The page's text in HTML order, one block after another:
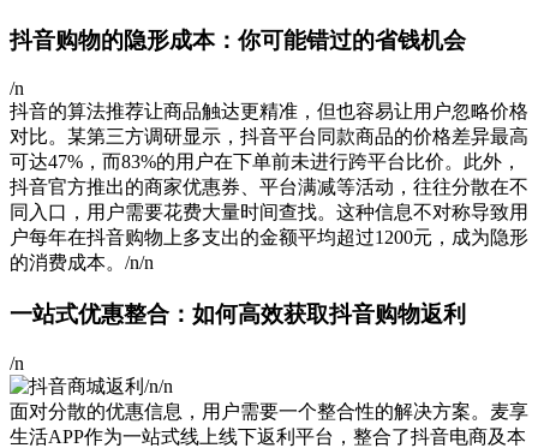
抖音购物的隐形成本：你可能错过的省钱机会
/n
抖音的算法推荐让商品触达更精准，但也容易让用户忽略价格
对比。某第三方调研显示，抖音平台同款商品的价格差异最高
可达47%，而83%的用户在下单前未进行跨平台比价。此外，
抖音官方推出的商家优惠券、平台满减等活动，往往分散在不
同入口，用户需要花费大量时间查找。这种信息不对称导致用
户每年在抖音购物上多支出的金额平均超过1200元，成为隐形
的消费成本。/n/n
一站式优惠整合：如何高效获取抖音购物返利
/n
/n/n
面对分散的优惠信息，用户需要一个整合性的解决方案。麦享
生活APP作为一站式线上线下返利平台，整合了抖音电商及本